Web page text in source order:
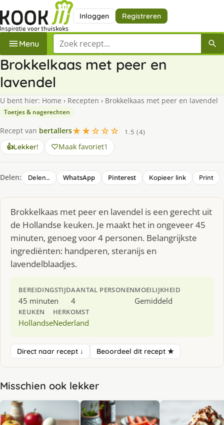
Inloggen Registreren
Menu Zoek een recept
Brokkelkaas met peer en
lavendel
U bent hier: Home › Recepten › Brokkelkaas met peer en lavendel
Toetjes & nagerechten
Recept van bertallers★★☆☆☆
1.5 (4)
👍Lekker! Maak favoriet1
Delen: Delen… WhatsApp Pinterest Kopieer link Print
Brokkelkaas met peer en lavendel is een gerecht uit
de Hollandse keuken. Je maakt het in ongeveer 45
minuten, genoeg voor 4 personen. Belangrijkste
ingrediënten: handperen, steranijs en
lavendelblaadjes.
BEREIDINGSTIJD
45 minuten
AANTAL PERSONEN
4
MOEILIJKHEID
Gemiddeld
KEUKEN
Hollandse
HERKOMST
Nederland
Direct naar recept ↓ Beoordeel dit recept ★
Misschien ook lekker